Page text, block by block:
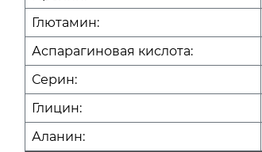
Глютамин:
Аспарагиновая кислота:
Серин:
Глицин:
Аланин: